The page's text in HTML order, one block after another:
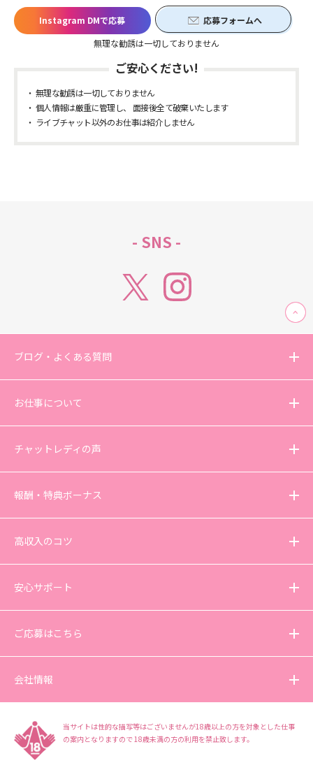
Instagram DMで応募
応募フォームへ
無理な勧誘は一切しておりません
ご安心ください!
無理な勧誘は一切しておりません
個人情報は厳重に管理し、 面接後全て破棄いたします
ライブチャット以外のお仕事は紹介しません
- SNS -
ブログ・よくある質問
お仕事について
チャットレディの声
報酬・特典ボーナス
高収入のコツ
安心サポート
ご応募はこちら
会社情報
当サイトは性的な描写等はございませんが18歳以上の方を対象とした仕事
の案内となりますので18歳未満の方の利用を禁止致します。